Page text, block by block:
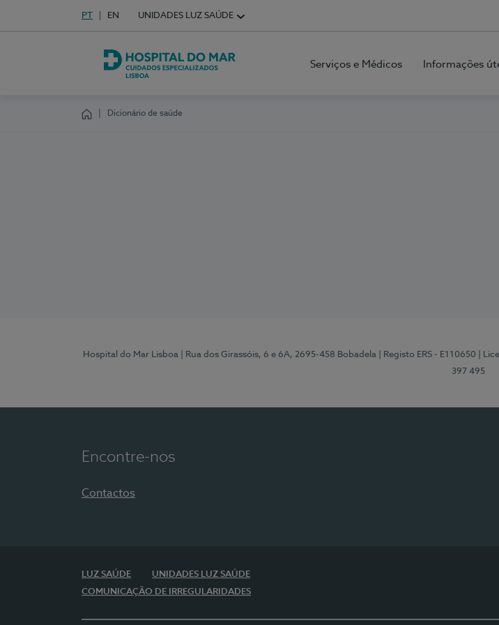
Escolha o seu idioma
Idioma em Português
PT English Language
EN UNIDADES LUZ SAÚDE
Hospital do Mar Lisboa
Serviços e Médicos Informações
Dicionário de saúde
Hospital do Mar Lisboa | Rua dos Girassóis, 6 e 6A, 2695-458 Bobadela | Registo ERS - E110650 |
397 495
Encontre-nos
Contactos
LUZ SAÚDE
UNIDADES LUZ SAÚDE
COMUNICAÇÃO DE IRREGULARIDADES